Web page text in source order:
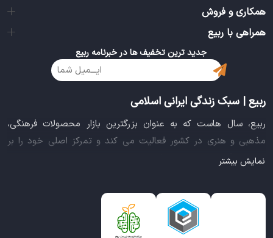
همکاری و فروش
همراهی با ربیع
جدید ترین تخفیف ها در خبرنامه ربیع
ربیع | سبک زندگی ایرانی اسلامی
ربیع، سال هاست که به عنوان بزرگترین بازار محصولات فرهنگی،
مذهبی و هنری در کشور فعالیت می کند و تمرکز اصلی خود را بر
سبک زندگی ایرانی اسلامی قرار داده است. این بازار مجموعه کاملی از
شما را برای خرید اینترنتی کالاهای فرهنگی، مذهبی و هنری برآورده
ایده خلاقانه عرضه محصولات فرهنگی در بستر اینترنت باعث شد تا
نمایش بیشتر